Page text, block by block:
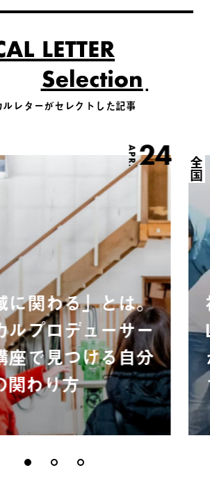
ルレターがセレクトした記事
APR.24
に関わる」とは。
ルプロデューサー
座で見つける自分
関わり方
全国